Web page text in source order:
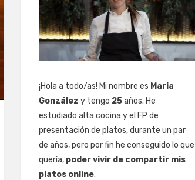
¡Hola a todo/as! Mi nombre es Maria
González y tengo 25años. He
estudiado alta cocina y el FP de
presentación de platos, durante un par
de años, pero por fin he conseguido lo que
quería, poder vivir de compartir mis
platos online.